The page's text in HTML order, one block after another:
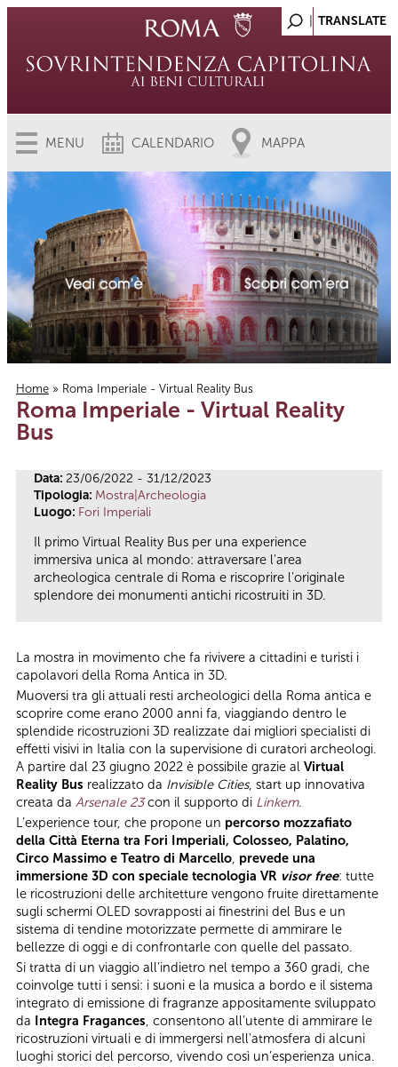
MENU CALENDARIO MAPPA
Tu sei qui
Home » Roma Imperiale - Virtual Reality Bus
Roma Imperiale - Virtual Reality
Bus
Data: 23/06/2022 - 31/12/2023
Tipologia: Mostra|Archeologia
Luogo: Fori Imperiali
Il primo Virtual Reality Bus per una experience
immersiva unica al mondo: attraversare l'area
archeologica centrale di Roma e riscoprire l’originale
splendore dei monumenti antichi ricostruiti in 3D.
La mostra in movimento che fa rivivere a cittadini e turisti i
capolavori della Roma Antica in 3D.
Muoversi tra gli attuali resti archeologici della Roma antica e
scoprire come erano 2000 anni fa, viaggiando dentro le
splendide ricostruzioni 3D realizzate dai migliori specialisti di
effetti visivi in Italia con la supervisione di curatori archeologi.
A partire dal 23 giugno 2022 è possibile grazie al Virtual
Reality Bus realizzato da Invisible Cities, start up innovativa
creata da Arsenale 23con il supporto di Linkem.
L’experience tour, che propone un percorso mozzafiato
della Città Eterna tra Fori Imperiali, Colosseo, Palatino,
Circo Massimo e Teatro di Marcello, prevede una
immersione 3D con speciale tecnologia VR visor free: tutte
le ricostruzioni delle architetture vengono fruite direttamente
sugli schermi OLED sovrapposti ai finestrini del Bus e un
sistema di tendine motorizzate permette di ammirare le
bellezze di oggi e di confrontarle con quelle del passato.
Si tratta di un viaggio all’indietro nel tempo a 360 gradi, che
coinvolge tutti i sensi: i suoni e la musica a bordo e il sistema
integrato di emissione di fragranze appositamente sviluppato
da Integra Fragances, consentono all’utente di ammirare le
ricostruzioni virtuali e di immergersi nell'atmosfera di alcuni
luoghi storici del percorso, vivendo così un’esperienza unica.